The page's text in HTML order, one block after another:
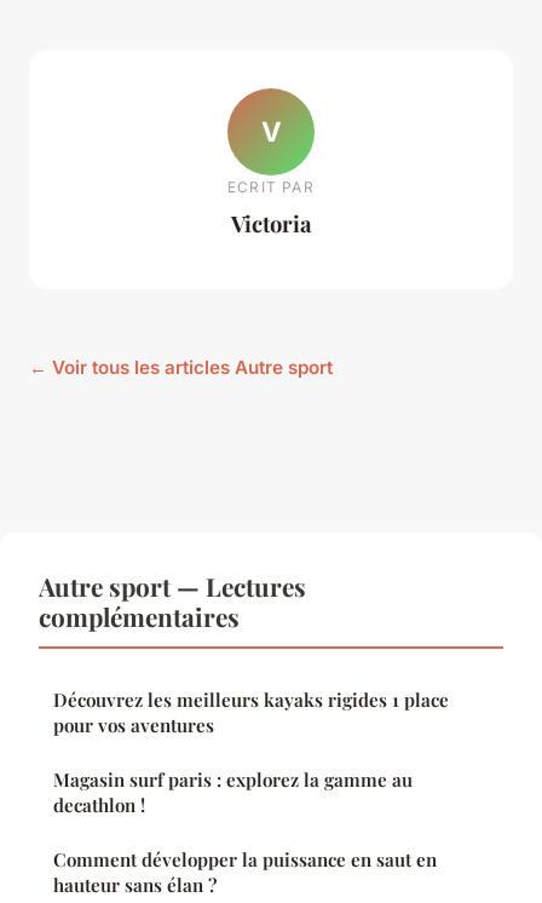
V
ECRIT PAR
Victoria
← Voir tous les articles Autre sport
Autre sport — Lectures
complémentaires
Découvrez les meilleurs kayaks rigides 1 place
pour vos aventures
Magasin surf paris : explorez la gamme au
decathlon !
Comment développer la puissance en saut en
hauteur sans élan ?